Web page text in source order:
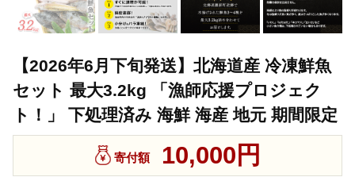
【2026年6月下旬発送】北海道産 冷凍鮮魚
セット 最大3.2kg 「漁師応援プロジェク
ト！」 下処理済み 海鮮 海産 地元 期間限定
寄付額 10,000円